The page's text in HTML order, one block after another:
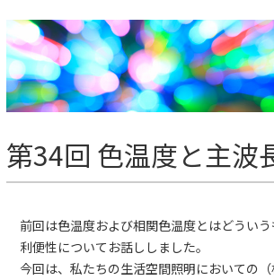
第34回 色温度と主波
前回は色温度および相関色温度とはどうい
利便性についてお話ししました。
今回は、私たちの生活空間照明においての